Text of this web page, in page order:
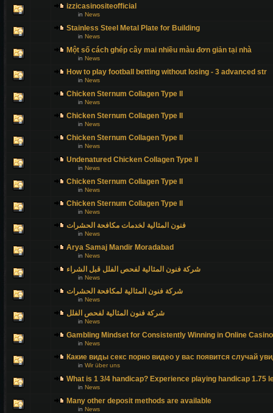
izzicasinositeofficial
in News
Stainless Steel Metal Plate for Building
in News
Một số cách ghép cây mai nhiều màu đơn giản tại nhà
in News
How to play football betting without losing - 3 advanced str
in News
Chicken Sternum Collagen Type II
in News
Chicken Sternum Collagen Type II
in News
Chicken Sternum Collagen Type II
in News
Undenatured Chicken Collagen Type II
in News
Chicken Sternum Collagen Type II
in News
Chicken Sternum Collagen Type II
in News
فنون المثالية لخدمات مكافحة الحشرات
in News
Arya Samaj Mandir Moradabad
in News
شركة فنون المثالية لفحص الفلل قبل الشراء
in News
شركة فنون المثالية لمكافحة الحشرات
in News
شركة فنون المثالية لفحص الفلل
in News
Gambling Mindset for Consistently Winning in Online
in News
Какие виды секс порно видео у вас появится случай
in Wir über uns
What is 1 3/4 handicap? Experience playing handicap 1.75
in News
Many other deposit methods are available
in News